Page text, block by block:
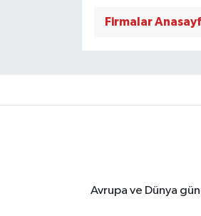
Firmalar
Avrupa ve Dünya